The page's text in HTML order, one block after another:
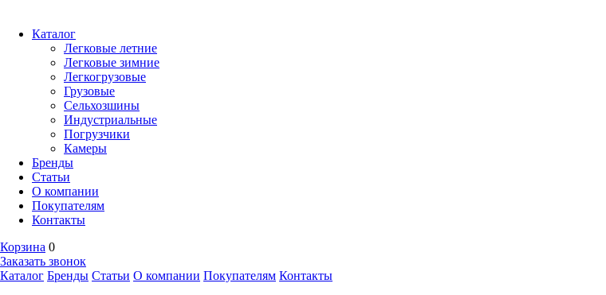
Каталог
Легковые летние
Легковые зимние
Легкогрузовые
Грузовые
Сельхозшины
Индустриальные
Погрузчики
Камеры
Бренды
Статьи
О компании
Покупателям
Контакты
Корзина 0
Заказать звонок
Каталог Бренды Статьи О компании Покупателям Контакты